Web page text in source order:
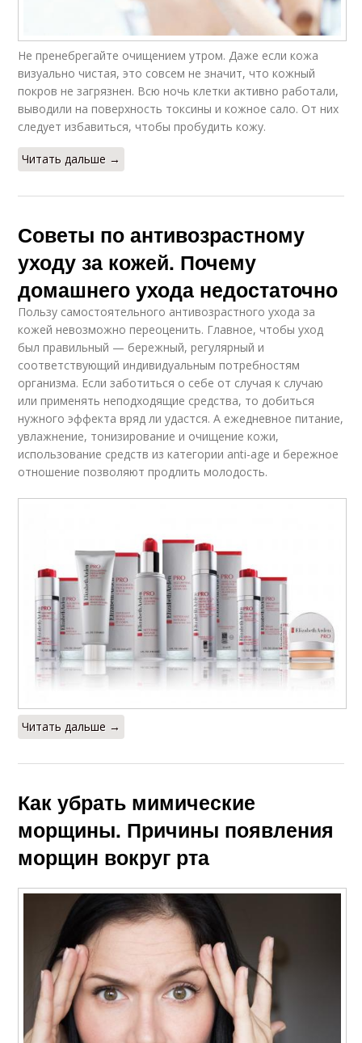
Не пренебрегайте очищением утром. Даже если кожа
визуально чистая, это совсем не значит, что кожный
покров не загрязнен. Всю ночь клетки активно работали,
выводили на поверхность токсины и кожное сало. От них
следует избавиться, чтобы пробудить кожу.
Читать дальше →
Советы по антивозрастному
уходу за кожей. Почему
домашнего ухода недостаточно
Пользу самостоятельного антивозрастного ухода за
кожей невозможно переоценить. Главное, чтобы уход
был правильный — бережный, регулярный и
соответствующий индивидуальным потребностям
организма. Если заботиться о себе от случая к случаю
или применять неподходящие средства, то добиться
нужного эффекта вряд ли удастся. А ежедневное питание,
увлажнение, тонизирование и очищение кожи,
использование средств из категории anti-age и бережное
отношение позволяют продлить молодость.
Читать дальше →
Как убрать мимические
морщины. Причины появления
морщин вокруг рта